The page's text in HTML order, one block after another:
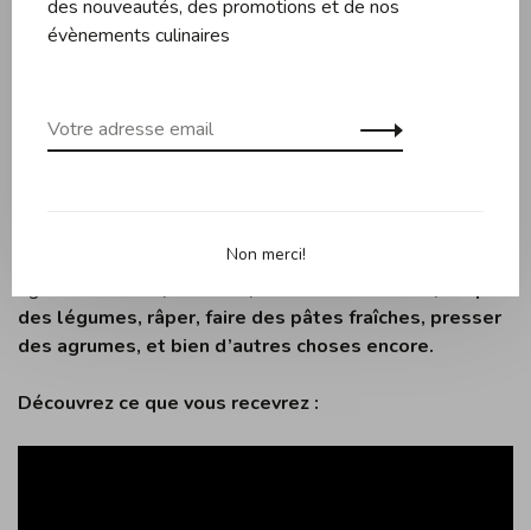
Un crochet à pâte en acier inoxydable qui étire la pâte.
fouets ballons et fouets pour pâte à biscuits.
Avec sa large gamme d’accessoires, vous pouvez
des légumes, râper, faire des pâtes fraîches, presser
des agrumes, et bien d’autres choses encore.
Découvrez ce que vous recevrez :
des nouveautés, des promotions et de nos
évènements culinaires
Non merci!